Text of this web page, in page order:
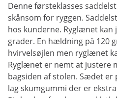
Denne førsteklasses
skånsom for ryggen.
hos kunderne. Ryglænet kan
grader. En hældning på 120
hvirvelsøjlen men ryglænet
Ryglænet er nemt at justere
bagsiden af stolen. Sædet
lag skumgummi der er